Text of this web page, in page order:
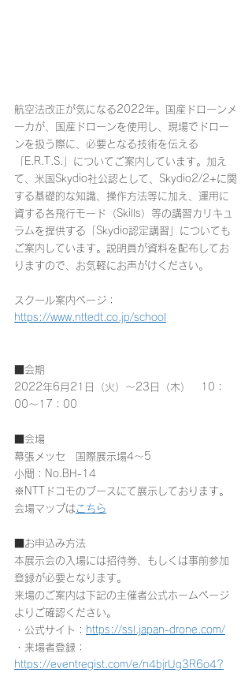
航空法改正が気になる2022年。国産ドローンメ
ーカが、国産ドローンを使用し、現場でドロー
ンを扱う際に、必要となる技術を伝える
「E.R.T.S.」についてご案内しています。加え
て、米国Skydio社公認として、Skydio2/2+に関
する基礎的な知識、操作方法等に加え、運用に
資する各飛行モード（Skills）等の講習カリキュ
ラムを提供する「Skydio認定講習」についても
ご案内しています。説明員が資料を配布してお
りますので、お気軽にお声がけください。
スクール案内ページ：
https://www.nttedt.co.jp/school
■会期
2022年6月21日（火）～23日（木）　10：
00～17：00
■会場
幕張メッセ　国際展示場4～5
小間：No.BH-14
※NTTドコモのブースにて展示しております。
会場マップは こちら
■お申込み方法
本展示会の入場には招待券、もしくは事前参加
登録が必要となります。
来場のご案内は下記の主催者公式ホームページ
よりご確認ください。
・公式サイト： https://ssl.japan-drone.com/
・来場者登録：
https://eventregist.com/e/n4bjrUg3R6o4?